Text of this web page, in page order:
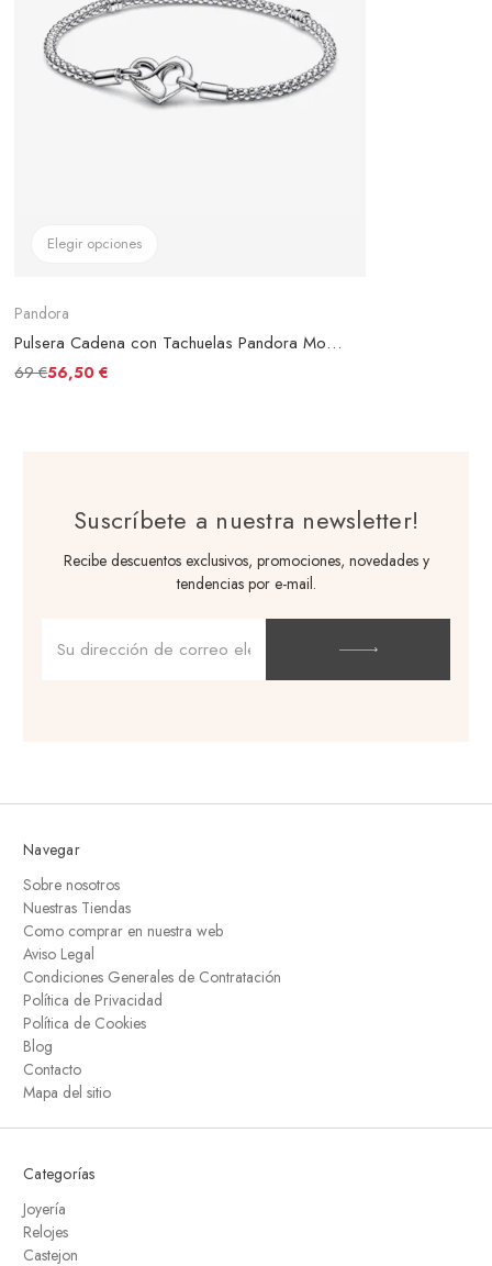
Elegir opciones
Pandora
Pulsera Cadena con Tachuelas Pandora Moments
69 €56,50 €
Suscríbete a nuestra newsletter!
Recibe descuentos exclusivos, promociones, novedades y
tendencias por e-mail.
de
correo
Navegar
Sobre nosotros
Nuestras Tiendas
Como comprar en nuestra web
Aviso Legal
Condiciones Generales de Contratación
Política de Privacidad
Política de Cookies
Blog
Contacto
Mapa del sitio
Categorías
Joyería
Relojes
Castejon